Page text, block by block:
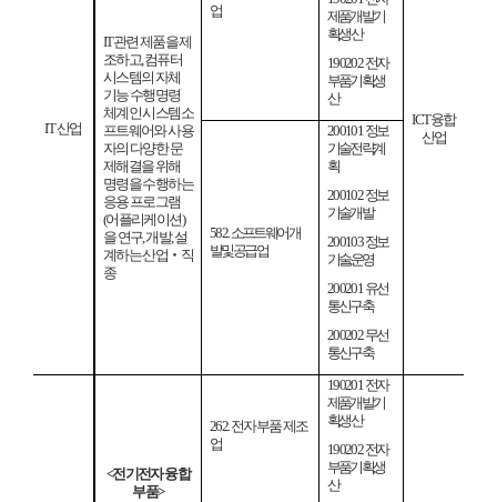
IT산업
IT관련 제품을 제
조하고,컴퓨터
시스템의 자체
기능수행명령
체계인 시스템소
프트웨어와 사용
자의 다양한 문
제해결을 위해
명령을 수행하는
응용 프로그램
(어플리케이션)
을 연구,개발,설
계하는 산업 ‧ 직
종
업
제품개발기
획생산
190202전자
부품기획생
산
ICT융합
산업
582.소프트웨어 개
발 및 공급업
200101정보
기술전략계
획
200102정보
기술개발
200103정보
기술운영
200201유선
통신구축
200202무선
통신구축
<전기전자 융합
부품>
262.전자부품 제조
업
190201전자
제품개발기
획생산
190202전자
부품기획생
산